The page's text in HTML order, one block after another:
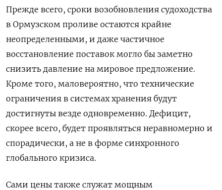
Прежде всего, сроки возобновления судоходства
в Ормузском проливе остаются крайне
неопределенными, и даже частичное
восстановление поставок могло бы заметно
снизить давление на мировое предложение.
Кроме того, маловероятно, что технические
ограничения в системах хранения будут
достигнуты везде одновременно. Дефицит,
скорее всего, будет проявляться неравномерно и
спорадически, а не в форме синхронного
глобального кризиса.
Сами цены также служат мощным